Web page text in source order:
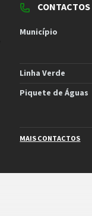
CONTACTOS
Município
Linha Verde
Piquete de Águas
MAIS CONTACTOS